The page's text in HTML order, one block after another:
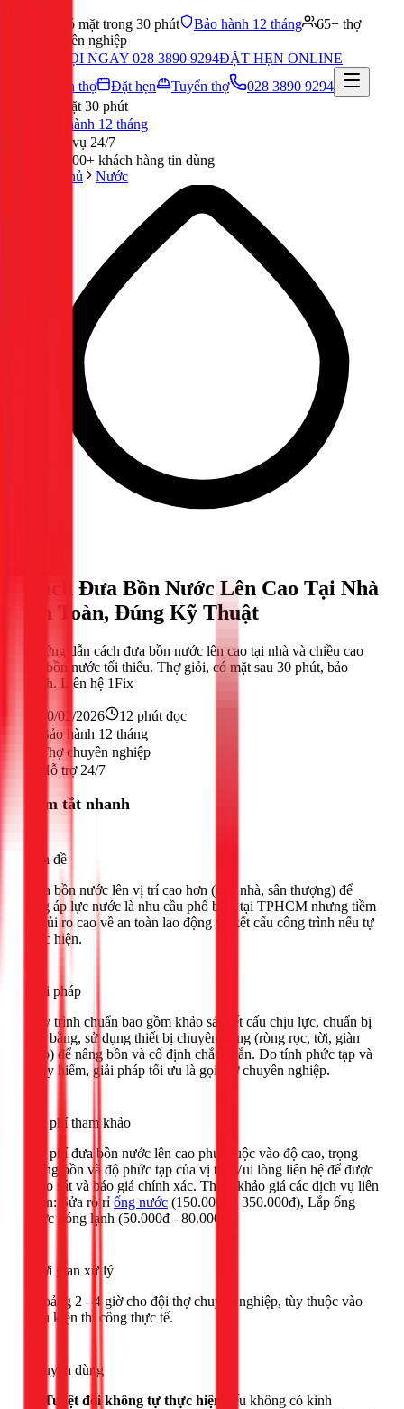
Có mặt trong 30 phút Bảo hành 12 tháng
65+ thợ
chuyên nghiệp
GỌI NGAY 028 3890 9294ĐẶT HẸN ONLINE
Tuyển thợ
Đặt hẹn Tuyển thợ
028 3890 9294
Có mặt 30 phút
Bảo hành 12 tháng
Phục vụ 24/7
300,000+ khách hàng tin dùng
Trang chủ
Nước
Cách Đưa Bồn Nước Lên Cao Tại Nhà
An Toàn, Đúng Kỹ Thuật
Hướng dẫn cách đưa bồn nước lên cao tại nhà và chiều cao
đặt bồn nước tối thiểu. Thợ giỏi, có mặt sau 30 phút, bảo
hành. Liên hệ 1Fix
20/02/2026 12 phút đọc
Bảo hành 12 tháng
Thợ chuyên nghiệp
Hỗ trợ 24/7
Tóm tắt nhanh
Vấn đề
Đưa bồn nước lên vị trí cao hơn (mái nhà, sân thượng) để
tăng áp lực nước là nhu cầu phổ biến tại TPHCM nhưng tiềm
ẩn rủi ro cao về an toàn lao động và kết cấu công trình nếu tự
thực hiện.
Giải pháp
Quy trình chuẩn bao gồm khảo sát kết cấu chịu lực, chuẩn bị
mặt bằng, sử dụng thiết bị chuyên dụng (ròng rọc, tời, giàn
giáo) để nâng bồn và cố định chắc chắn. Do tính phức tạp và
nguy hiểm, giải pháp tối ưu là gọi thợ chuyên nghiệp.
Chi phí tham khảo
Chi phí đưa bồn nước lên cao phụ thuộc vào độ cao, trọng
lượng bồn và độ phức tạp của vị trí. Vui lòng liên hệ để được
khảo sát và báo giá chính xác. Tham khảo giá các dịch vụ liên
quan: Sửa rò rỉ ống nước (150.000đ - 350.000đ), Lắp ống
nước nóng lạnh (50.000đ - 80.000đ).
Thời gian xử lý
Khoảng 2 - 4 giờ cho đội thợ chuyên nghiệp, tùy thuộc vào
điều kiện thi công thực tế.
Khuyên dùng
Tuyệt đối không tự thực hiện
nếu không có kinh